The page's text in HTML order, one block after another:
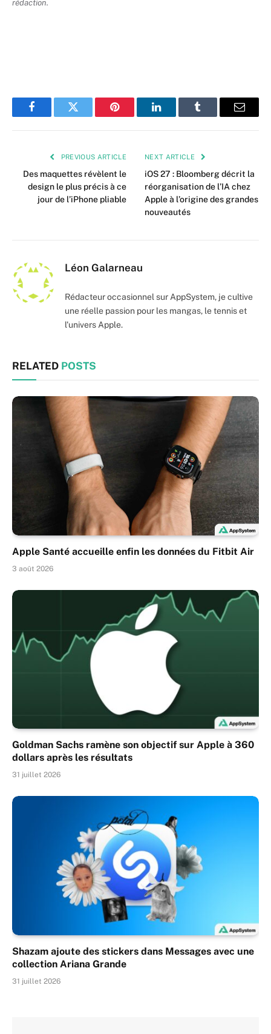
rédaction.
FacebookTwitter Pinterest LinkedInTumblr Email
PREVIOUS ARTICLE
Des maquettes révèlent le
design le plus précis à ce
jour de l’iPhone pliable
NEXT ARTICLE
iOS 27 : Bloomberg décrit la
réorganisation de l’IA chez
Apple à l’origine des grandes
nouveautés
Léon Galarneau
Rédacteur occasionnel sur AppSystem, je cultive
une réelle passion pour les mangas, le tennis et
l'univers Apple.
RELATED POSTS
Apple Santé accueille enfin les données du Fitbit Air
3 août 2026
Goldman Sachs ramène son objectif sur Apple à 360
dollars après les résultats
31 juillet 2026
Shazam ajoute des stickers dans Messages avec une
collection Ariana Grande
31 juillet 2026